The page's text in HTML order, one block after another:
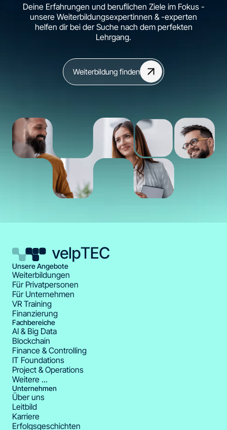
Deine Erfahrungen und beruflichen Ziele im Fokus -
unsere Weiterbildungsexpertinnen & -experten
helfen dir bei der Suche nach dem perfekten
Lehrgang.
Weiterbildung finden
Unsere Angebote
Weiterbildungen
Für Privatpersonen
Für Unternehmen
VR Training
Finanzierung
Fachbereiche
AI & Big Data
Blockchain
Finance & Controlling
IT Foundations
Project & Operations
Weitere ...
Unternehmen
Über uns
Leitbild
Karriere
Erfolgsgeschichten